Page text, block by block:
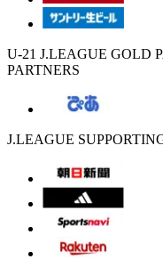
U-21 J.LEAGUE GOLD
PARTNERS
J.LEAGUE